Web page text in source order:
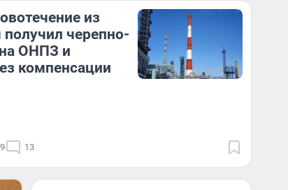
из
черепно-
ОНПЗ и
компенсации
13